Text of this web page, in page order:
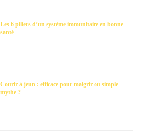
Les 6 piliers d’un système immunitaire en bonne
santé
Courir à jeun : efficace pour maigrir ou simple
mythe ?